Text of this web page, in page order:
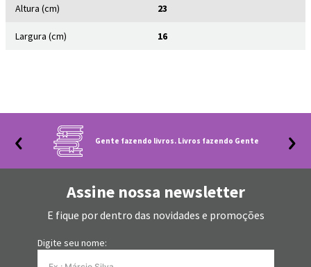
Altura (cm) 23
Largura (cm) 16
Gente fazendo livros. Livros fazendo Gente
Assine nossa newsletter
E fique por dentro das novidades e promoções
Digite seu nome: